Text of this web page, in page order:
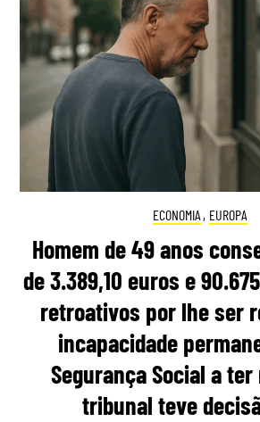
ECONOMIA , EUROPA
Homem de 49 anos
de 3.389,10 euros e
retroativos por lhe ser
incapacidade
Segurança Social a
tribunal teve